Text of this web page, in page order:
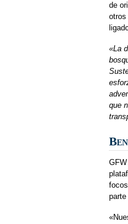
de
otros
«La
que